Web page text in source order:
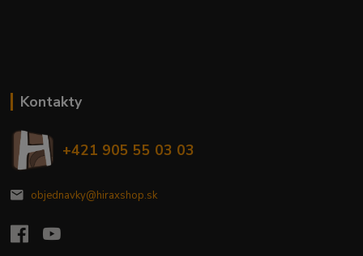
Kontakty
+421 905 55 03 03
objednavky@hiraxshop.sk